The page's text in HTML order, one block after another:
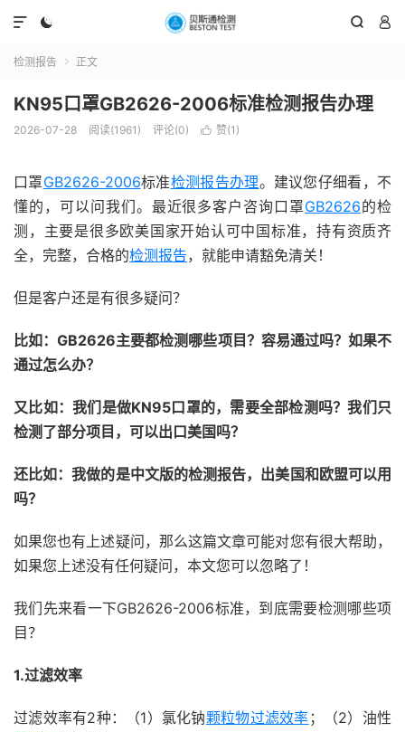
  

检测报告  正文
KN95口罩GB2626-2006标准检测报告办理
2026-07-28 阅读(1961) 评论(0)  赞(1 )
口罩GB2626-2006标准检测报告办理。建议您仔细看，不
懂的，可以问我们。最近很多客户咨询口罩GB2626的检
测，主要是很多欧美国家开始认可中国标准，持有资质齐
全，完整，合格的检测报告，就能申请豁免清关！
但是客户还是有很多疑问？
比如：GB2626主要都检测哪些项目？容易通过吗？如果不
通过怎么办？
又比如：我们是做KN95口罩的，需要全部检测吗？我们只
检测了部分项目，可以出口美国吗？
还比如：我做的是中文版的检测报告，出美国和欧盟可以用
吗？
如果您也有上述疑问，那么这篇文章可能对您有很大帮助，
如果您上述没有任何疑问，本文您可以忽略了！
我们先来看一下GB2626-2006标准，到底需要检测哪些项
目？
1.过滤效率
过滤效率有2种：（1）氯化钠颗粒物过滤效率 ；（2）油性